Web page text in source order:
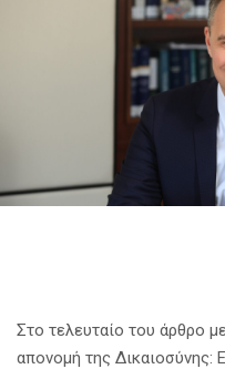
Στο τελευταίο του άρθρο
απονομή της Δικαιοσύνης: